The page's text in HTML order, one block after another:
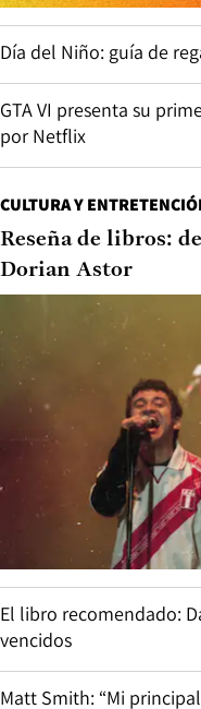
Día del Niño: guía de
GTA VI presenta su
por Netflix
CULTURA Y
Reseña de libros:
Dorian Astor
El libro recomendado:
vencidos
Matt Smith: “Mi